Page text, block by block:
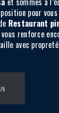
pour
Restaurant
renforce
avec